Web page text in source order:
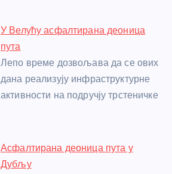
У Велућу асфалтирана деоница
пута
Лепо време дозвољава да се ових
дана реализују инфраструктурне
активности на подручју трстеничке
Асфалтирана деоница пута у
Дубљу